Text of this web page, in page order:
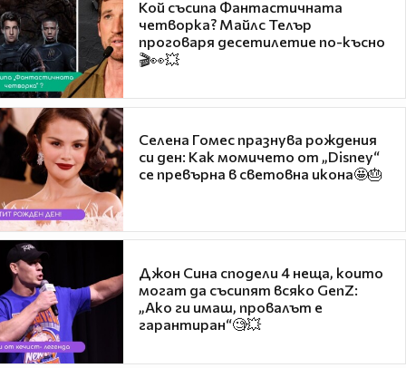
Кой съсипа Фантастичната
четворка? Майлс Телър
проговаря десетилетие по-късно
🎬👀💥
Селена Гомес празнува рождения
си ден: Как момичето от „Disney“
се превърна в световна икона🤩🎂
Джон Сина сподели 4 неща, които
могат да съсипят всяко GenZ:
„Ако ги имаш, провалът е
гарантиран“🧐💥